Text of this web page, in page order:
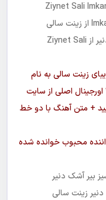
حضوریZiynet Sali
از زینت سالی
از Ziynet Sali
زینت سالی به نام
را با کیفیت ۳۲۰ اورجینال اصلی از سایت
+ متن آهنگ با دو خط
بیر آشک دنیر
زینت سالی